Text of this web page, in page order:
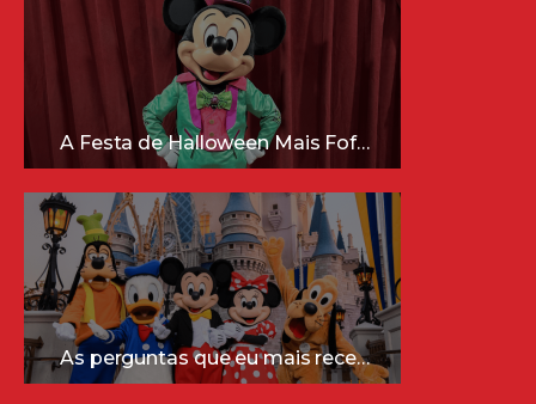
A Festa de Halloween Mais Fofa da Disney Está Chegando!
As perguntas que eu mais recebo sobre a Disney (e as respostas mais sinceras!)